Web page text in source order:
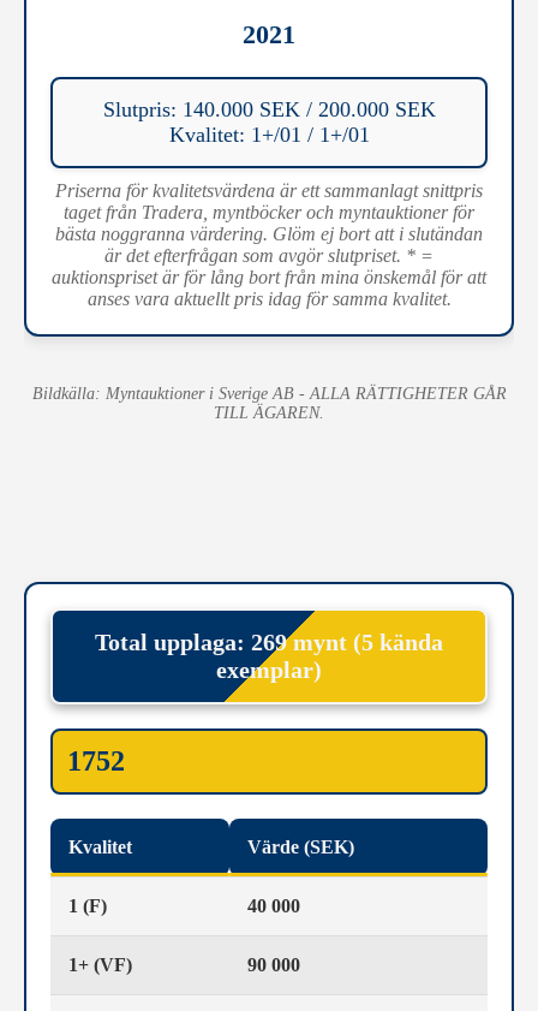
2021
Slutpris: 140.000 SEK / 200.000 SEK
Kvalitet: 1+/01 / 1+/01
Priserna för kvalitetsvärdena är ett sammanlagt snittpris
taget från Tradera, myntböcker och myntauktioner för
bästa noggranna värdering. Glöm ej bort att i slutändan
är det efterfrågan som avgör slutpriset. * =
auktionspriset är för lång bort från mina önskemål för att
anses vara aktuellt pris idag för samma kvalitet.
Bildkälla: Myntauktioner i Sverige AB - ALLA RÄTTIGHETER GÅR
TILL ÄGAREN.
Total upplaga: 269 mynt (5 kända
exemplar)
1752
Kvalitet Värde (SEK)
1 (F) 40 000
1+ (VF) 90 000